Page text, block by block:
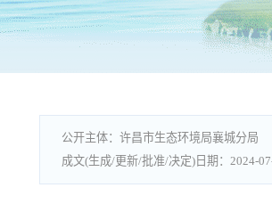
许昌市生态环境局襄城分局
2024-